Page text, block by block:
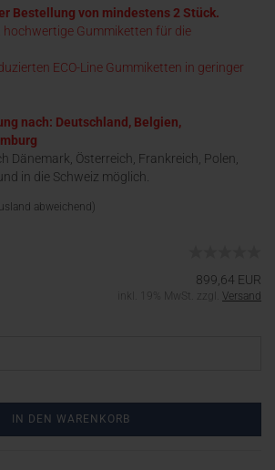
Bestellung von mindestens 2 Stück.
hochwertige Gummiketten für die
ECO-Line Gummiketten in geringer
nach: Deutschland, Belgien,
Dänemark, Österreich, Frankreich, Polen,
in die Schweiz möglich.
abweichend)
899,64 EUR
inkl. 19% MwSt. zzgl. Versand
IN DEN WARENKORB